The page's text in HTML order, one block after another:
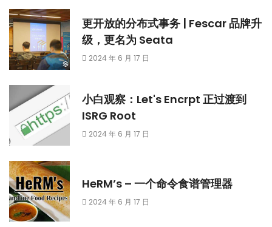
更开放的分布式事务 | Fescar 品牌升
级，更名为 Seata
2024 年 6 月 17 日
小白观察：Let's Encrpt 正过渡到
ISRG Root
2024 年 6 月 17 日
HeRM’s – 一个命令食谱管理器
2024 年 6 月 17 日